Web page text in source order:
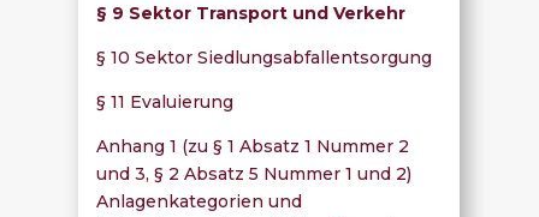
§ 9 Sektor Transport und Verkehr
§ 10 Sektor Siedlungsabfallentsorgung
§ 11 Evaluierung
Anhang 1 (zu § 1 Absatz 1 Nummer 2
und 3, § 2 Absatz 5 Nummer 1 und 2)
Anlagenkategorien und